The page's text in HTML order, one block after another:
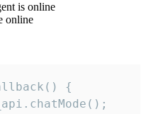
is online
online
{